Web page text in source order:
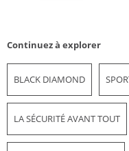
Continuez à explorer
BLACK DIAMOND
LA SÉCURITÉ AVANT TOUT